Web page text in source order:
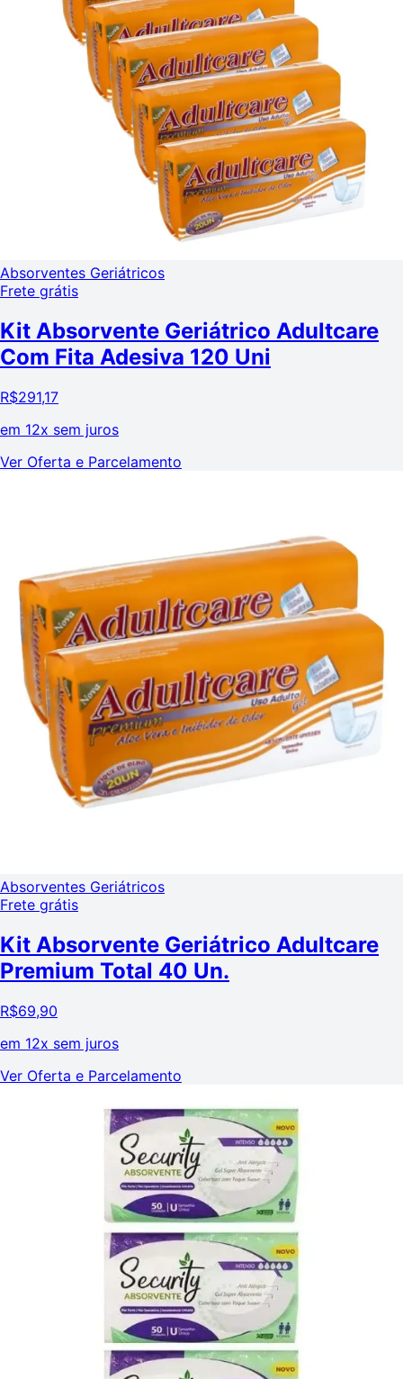
Absorventes Geriátricos
Frete grátis
Kit Absorvente Geriátrico Adultcare
Com Fita Adesiva 120 Uni
R$291,17
em 12x sem juros
Ver Oferta e Parcelamento
Absorventes Geriátricos
Frete grátis
Kit Absorvente Geriátrico Adultcare
Premium Total 40 Un.
R$69,90
em 12x sem juros
Ver Oferta e Parcelamento